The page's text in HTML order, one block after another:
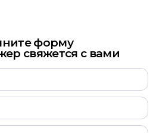
форму
свяжется с вами